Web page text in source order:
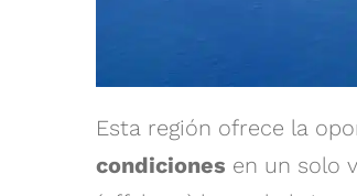
Esta región ofrece la
condiciones en un solo